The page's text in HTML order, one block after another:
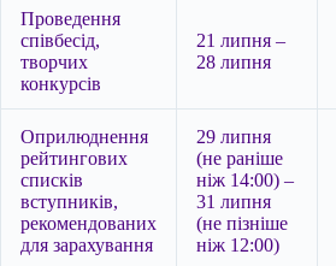
Проведення
співбесід,
творчих
конкурсів
21 липня –
28 липня
Оприлюднення
рейтингових
списків
вступників,
рекомендованих
для зарахування
29 липня
(не раніше
ніж 14:00) –
31 липня
(не пізніше
ніж 12:00)